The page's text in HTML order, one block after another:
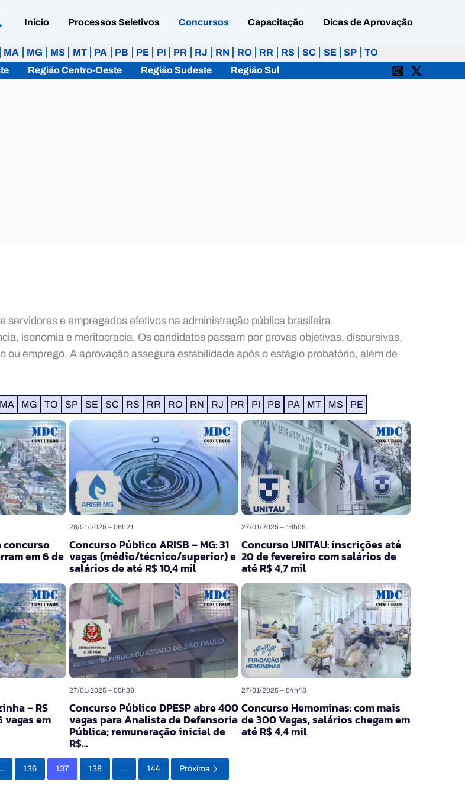
Início Processos Seletivos Concursos Capacitação Dicas de Aprovação
MA MG MS MT PA PB PE PI PR RJ RN RO RR RS SC SE SP
TO
Região Centro-Oeste Região Sudeste Região Sul
servidores e empregados efetivos na administração pública brasileira.
isonomia e meritocracia. Os candidatos passam por provas objetivas, discursivas,
emprego. A aprovação assegura estabilidade após o estágio probatório, além de
MA MG TO SP SE SC RS RR RO RN RJ PR PI PB PA MT MS PE
concurso
em 6 de
28/01/2025 – 06h21
Concurso Público ARISB – MG: 31
vagas (médio/técnico/superior) e
salários de até R$ 10,4 mil
27/01/2025 – 16h05
Concurso UNITAU: inscrições até
20 de fevereiro com salários de
até R$ 4,7 mil
– RS
vagas em
27/01/2025 – 05h38
Concurso Público DPESP abre 400
vagas para Analista de Defensoria
Pública; remuneração inicial de
R$…
27/01/2025 – 04h48
Concurso Hemominas: com mais
de 300 Vagas, salários chegam em
até R$ 4,4 mil
136 137 138 … 144 Próxima